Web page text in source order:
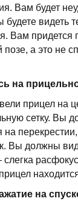
Вам будет
будете видеть
Вам придется
а это не
на
прицел на
сетку. Вы
на
Вы должны
на